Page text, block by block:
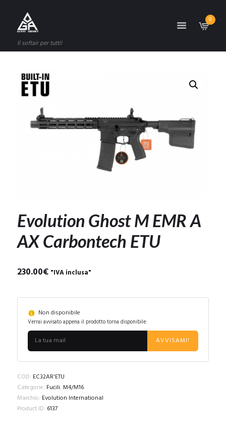
Il softair per tutti!
0
Evolution Ghost M EMR A
AX Carbontech ETU
230.00€ "IVA inclusa"
Non disponibile
Verrai avvisato appena il prodotto torna disponibile:
AVVISAMI!
COD: EC32AR'ETU
Categorie: Fucili, M4/M16
Marchio: Evolution International
Product ID: 6137